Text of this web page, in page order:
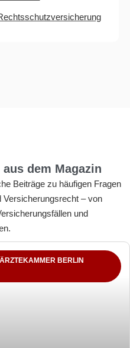
dem Magazin
Beiträge zu häufigen Fragen
– von
und
BERLIN